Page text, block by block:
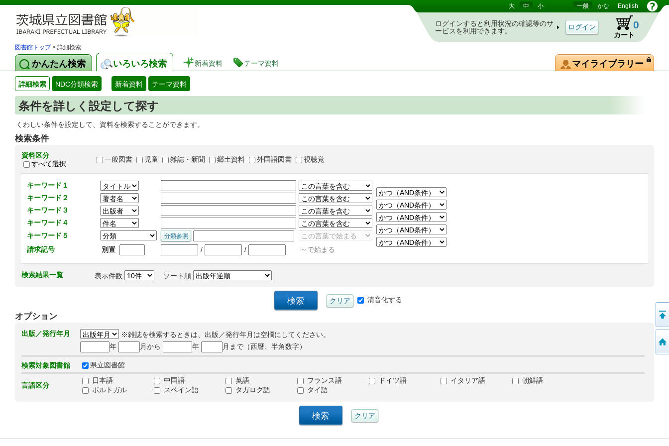
茨城県立図書館 蔵書検索・予約システム 大 中 小 一般 かな English
ログインすると利用状況の確認等のサ
ービスを利用できます。
カート
0
図書館トップ> 詳細検索
かんたん検索 いろいろ検索 新着資料 テーマ資料 マイライブラリー
詳細検索 NDC分類検索 新着資料 テーマ資料
条件を詳しく設定して探す
くわしい条件を設定して、資料を検索することができます。
検索条件
資料区分
すべて選択
一般図書 児童 雑誌・新聞 郷土資料 外国語図書 視聴覚
キーワード１
キーワード２
キーワード３
キーワード４
キーワード５
請求記号
別置 / / ～で始まる
検索結果一覧 表示件数 ソート順
清音化する
オプション
出版／発行年月
※雑誌を検索するときは、出版／発行年月は空欄にしてください。
年
月から 年 月まで（西暦、半角数字）
検索対象図書館 県立図書館
言語区分
日本語 中国語 英語 フランス語 ドイツ語 イタリア語
朝鮮語
ポルトガル
スペイン語 タガログ語 タイ語